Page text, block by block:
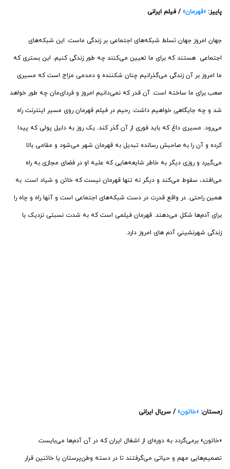
پاییز: «قهرمان» / فیلم ایرانی
جهان امروز جهان تسلط شبکه‌های اجتماعی بر زندگی ماست. این شبکه‌های
اجتماعی هستند که برای ما تعیین می‌کنند چه طور زندگی کنیم. این بستری که
ما امروز بر آن زندگی می‌گذرانیم چنان شکننده و دمدمی مزاج است که مسیری
صعب برای ما ساخته است. آن قدر که نمی‌دانیم امروز و فردای‌مان چه طور خواهد
شد و چه جایگاهی خواهیم داشت. رحیم در فیلم قهرمان روی مسیر اینترنت راه
می‌رود. مسیری داغ که باید فوری از آن گذر کند. یک روز به دلیل پولی که پیدا
کرده و آن را به صاحبش رسانده تبدیل به قهرمان شهر می‌شود و مقامی بالا
می‌گیرد و روزی دیگر به خاطر شایعه‌هایی که علیه او در فضای مجازی به راه
می‌افتد، سقوط می‌کند و دیگر نه تنها قهرمان نیست که خائن و شیاد است. به
همین راحتی. در واقع قدرت در دست شبکه‌های اجتماعی است و آنها راه و چاه را
برای آدم‌ها شکل می‌دهند. قهرمان فیلمی است که به شدت نسبتی نزدیک با
زندگی شهرنشینیِ آدم های امروز دارد.
زمستان: «خاتون» / سریال ایرانی
«خاتون» برمی‌گردد به دوره‌ای از اشغال ایران که در آن آدم‌ها می‌بایست
تصمیم‌هایی مهم و حیاتی می‌گرفتند تا در دسته وطن‌پرستان یا خائنین قرار